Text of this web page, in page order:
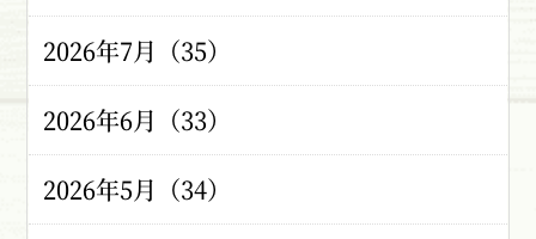
2026年7月（35）
2026年6月（33）
2026年5月（34）